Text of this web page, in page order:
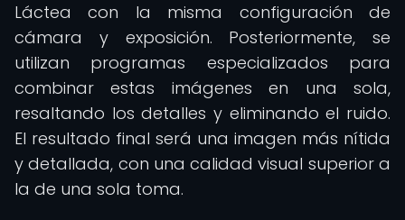
Láctea con la misma configuración de
cámara y exposición. Posteriormente, se
utilizan programas especializados para
combinar estas imágenes en una sola,
resaltando los detalles y eliminando el ruido.
El resultado final será una imagen más nítida
y detallada, con una calidad visual superior a
la de una sola toma.